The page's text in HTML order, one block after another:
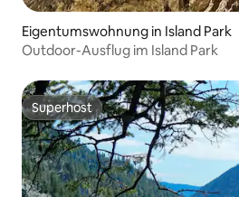
Eigentumswohnung in Island Park
Outdoor-Ausflug im Island Park
Superhost
Superhost